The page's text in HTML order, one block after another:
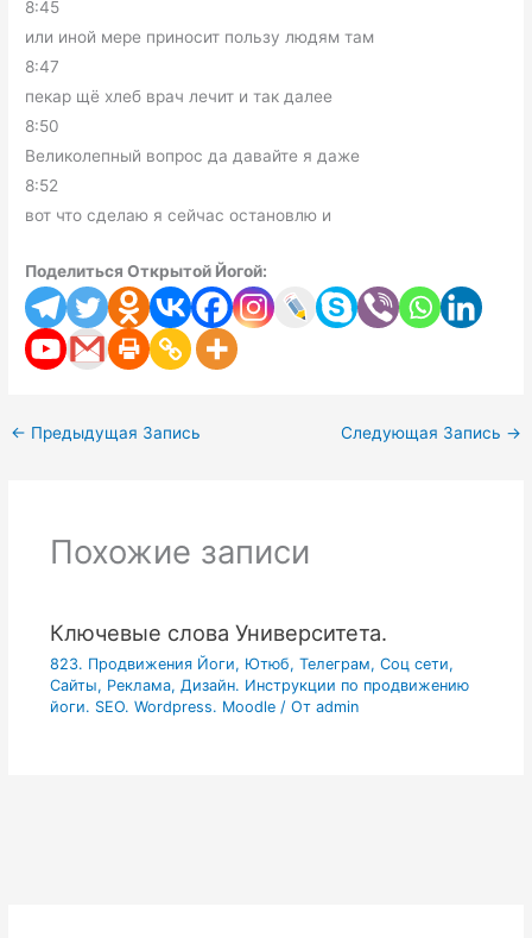
8:45
или иной мере приносит пользу людям там
8:47
пекар щё хлеб врач лечит и так далее
8:50
Великолепный вопрос да давайте я даже
8:52
вот что сделаю я сейчас остановлю и
Поделиться Открытой Йогой:
← Предыдущая Запись Следующая Запись →
Похожие записи
Ключевые слова Университета.
823. Продвижения Йоги, Ютюб, Телеграм, Соц сети,
Сайты, Реклама, Дизайн. Инструкции по продвижению
йоги. SEO. Wordpress. Moodle/ От admin